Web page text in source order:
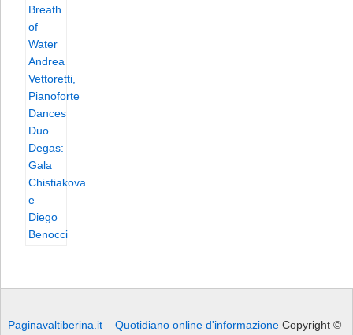
Paginavaltiberina.it – Quotidiano online d'informazioneCopyright ©